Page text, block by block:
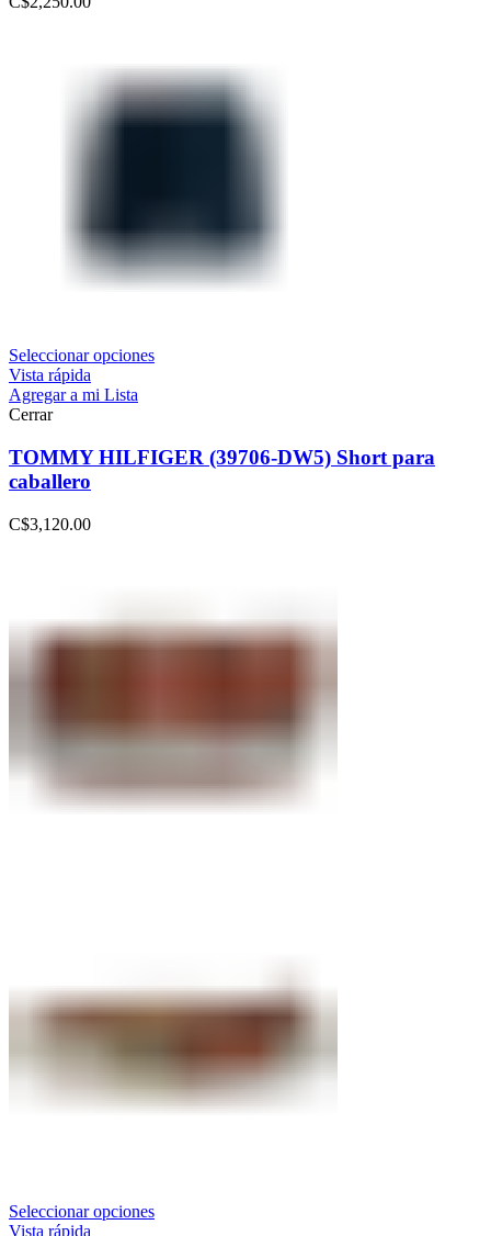
Seleccionar opciones
Vista rápida
Agregar a mi Lista
Cerrar
TOMMY HILFIGER (39706-DW5) Short para
caballero
C$3,120.00
Seleccionar opciones
Vista rápida